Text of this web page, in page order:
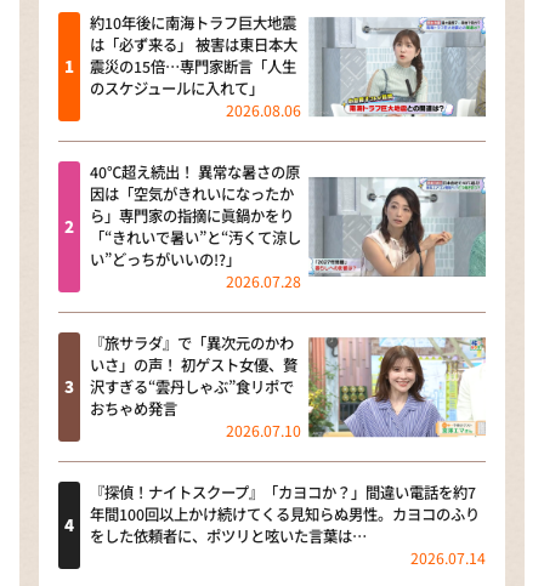
ザキ山小屋本館
ぺこぱのまるスポ
アナ回覧板
約10年後に南海トラフ巨大地震
は「必ず来る」 被害は東日本大
震災の15倍…専門家断言「人生
のスケジュールに入れて」
2026.08.06
40℃超え続出！ 異常な暑さの原
因は「空気がきれいになったか
ら」専門家の指摘に眞鍋かをり
「“きれいで暑い”と“汚くて涼し
い”どっちがいいの!?」
2026.07.28
『旅サラダ』で「異次元のかわ
いさ」の声！ 初ゲスト女優、贅
沢すぎる“雲丹しゃぶ”食リポで
おちゃめ発言
2026.07.10
『探偵！ナイトスクープ』「カヨコか？」間違い電話を約7
年間100回以上かけ続けてくる見知らぬ男性。カヨコのふり
をした依頼者に、ポツリと呟いた言葉は…
2026.07.14